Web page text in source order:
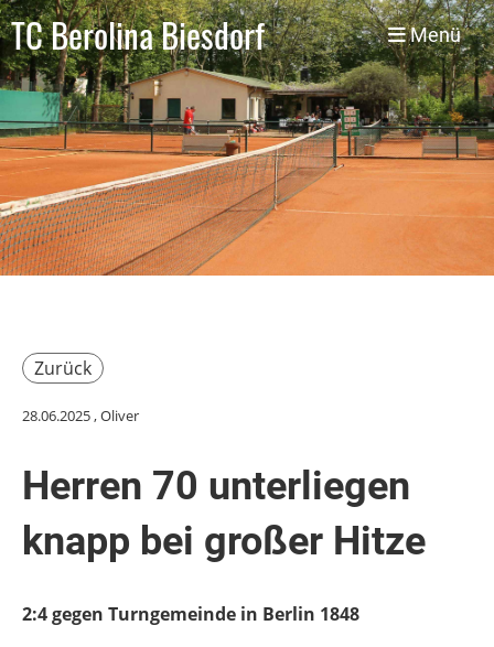
TC Berolina Biesdorf Menü
Zurück
28.06.2025, Oliver
Herren 70 unterliegen
knapp bei großer Hitze
2:4 gegen Turngemeinde in Berlin 1848